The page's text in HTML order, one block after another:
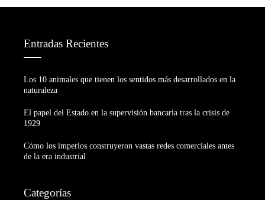
Entradas Recientes
Los 10 animales que tienen los sentidos más desarrollados en la
naturaleza
El papel del Estado en la supervisión bancaria tras la crisis de
1929
Cómo los imperios construyeron vastas redes comerciales antes
de la era industrial
Categorías